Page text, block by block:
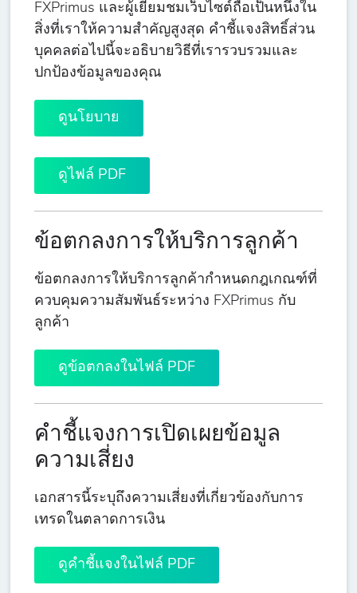
FXPrimus และผู้เยี่ยมชมเว็บไซต์ถือเป็นหนึ่งใน
สิ่งที่เราให้ความสำคัญสูงสุด คำชี้แจงสิทธิ์ส่วน
บุคคลต่อไปนี้จะอธิบายวิธีที่เรารวบรวมและ
ปกป้องข้อมูลของคุณ
ดูนโยบาย
ดูไฟล์ PDF
ข้อตกลงการให้บริการลูกค้า
ข้อตกลงการให้บริการลูกค้ากำหนดกฎเกณฑ์ที่
ควบคุมความสัมพันธ์ระหว่าง FXPrimus กับ
ลูกค้า
ดูข้อตกลงในไฟล์ PDF
คำชี้แจงการเปิดเผยข้อมูล
ความเสี่ยง
เอกสารนี้ระบุถึงความเสี่ยงที่เกี่ยวข้องกับการ
เทรดในตลาดการเงิน
ดูคำชี้แจงในไฟล์ PDF